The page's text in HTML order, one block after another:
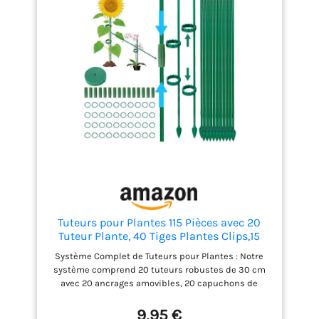
Tuteurs pour Plantes 115 Pièces avec 20
Tuteur Plante, 40 Tiges Plantes Clips,15
Tiges Tube d'extension, 1M Bande Velcro,
Tuteur Tomate
Jardin,Orchidée,Monstera,Plante
Grimpante Exterieur Interieur
Système Complet de Tuteurs pour Plantes : Notre
système comprend 20 tuteurs robustes de 30 cm
avec 20 ancrages amovibles, 20 capuchons de
et 15 rallonges pour fixer et allonger les tuteurs.
9,95 €